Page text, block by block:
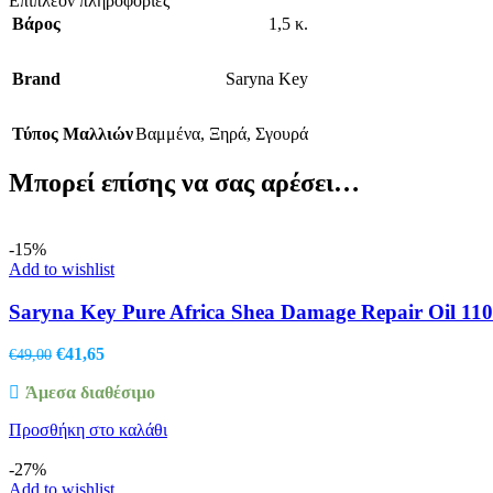
Βάρος
1,5 κ.
Brand Saryna Key
Τύπος ΜαλλιώνΒαμμένα, Ξηρά, Σγουρά
Μπορεί επίσης να σας αρέσει…
-15%
Add to wishlist
Saryna Key Pure Africa Shea Damage Repair Oil
€49,00 Original
was:
€41,65Η
τιμή
€41,65.
Άμεσα διαθέσιμο
Προσθήκη στο καλάθι
-27%